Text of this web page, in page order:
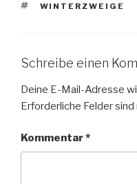
SCHLAGWÖRTER
WINTERZWEIGE
Schreibe einen
Deine E-Mail-Adresse
Erforderliche Felder sind
Kommentar*